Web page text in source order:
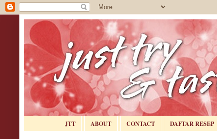
JTT ABOUT CONTACT DAFTAR RESEP